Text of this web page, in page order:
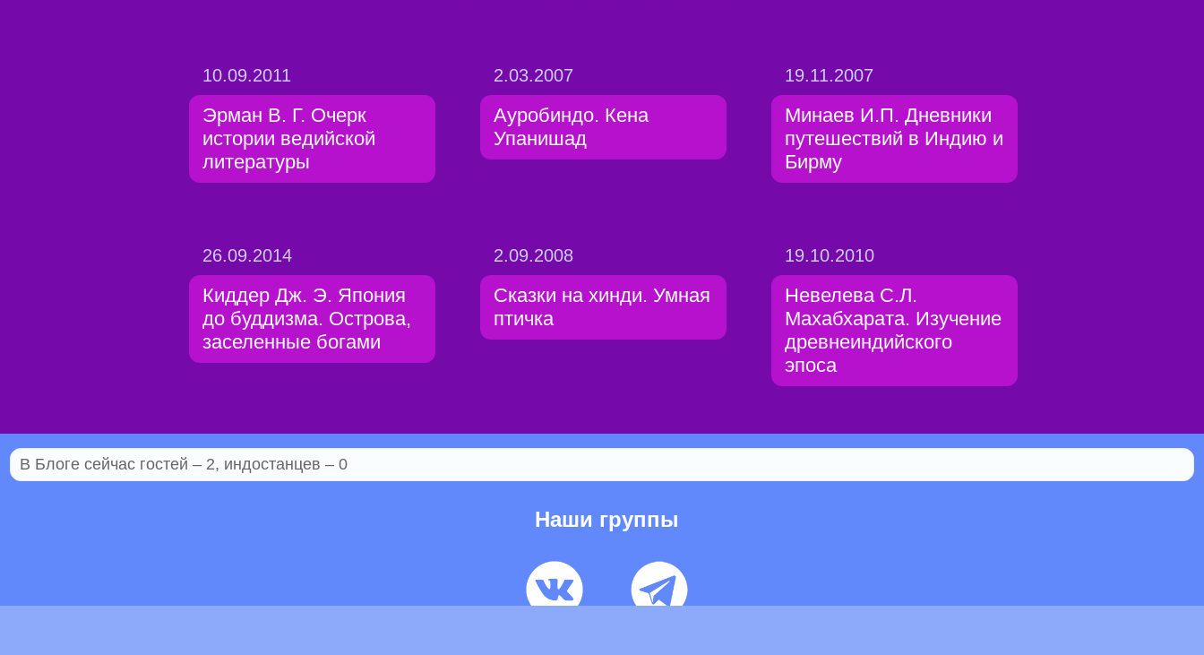
10.09.2011
Эрман В. Г. Очерк
истории ведийской
литературы
2.03.2007
Ауробиндо. Кена
Упанишад
19.11.2007
Минаев И.П. Дневники
путешествий в Индию и
Бирму
26.09.2014
Киддер Дж. Э. Япония
до буддизма. Острова,
заселенные богами
2.09.2008
Сказки на хинди. Умная
птичка
19.10.2010
Невелева С.Л.
Махабхарата. Изучение
древнеиндийского
эпоса
В Блоге сейчас гостей – 2, индостанцев – 0
Наши группы